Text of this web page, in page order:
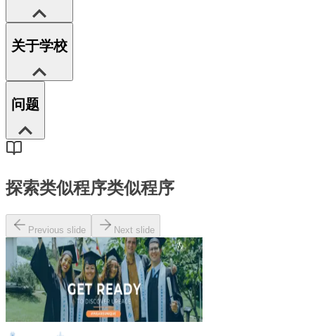
关于学校
问题
探索类似程序类似程序
Previous slide Next slide